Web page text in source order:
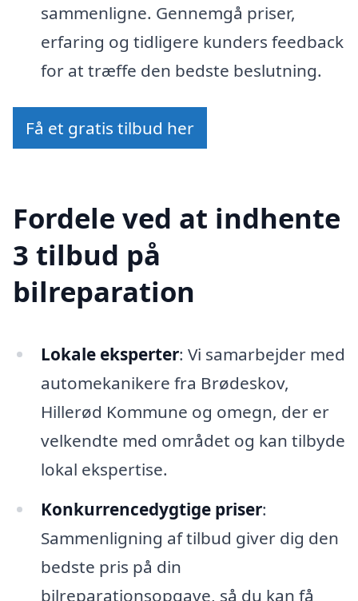
sammenligne. Gennemgå priser,
erfaring og tidligere kunders feedback
for at træffe den bedste beslutning.
Få et gratis tilbud her
Fordele ved at indhente
3 tilbud på
bilreparation
Lokale eksperter: Vi samarbejder med
automekanikere fra Brødeskov,
Hillerød Kommune og omegn, der er
velkendte med området og kan tilbyde
lokal ekspertise.
Konkurrencedygtige priser:
Sammenligning af tilbud giver dig den
bedste pris på din
bilreparationsopgave, så du kan få